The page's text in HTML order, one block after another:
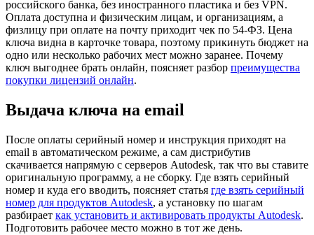
российского банка, без иностранного пластика и без VPN.
Оплата доступна и физическим лицам, и организациям, а
физлицу при оплате на почту приходит чек по 54-ФЗ. Цена
ключа видна в карточке товара, поэтому прикинуть бюджет на
одно или несколько рабочих мест можно заранее. Почему
ключ выгоднее брать онлайн, поясняет разбор преимущества
покупки лицензий онлайн.
Выдача ключа на email
После оплаты серийный номер и инструкция приходят на
email в автоматическом режиме, а сам дистрибутив
скачивается напрямую с серверов Autodesk, так что вы ставите
оригинальную программу, а не сборку. Где взять серийный
номер и куда его вводить, поясняет статья где взять серийный
номер для продуктов Autodesk, а установку по шагам
разбирает как установить и активировать продукты Autodesk.
Подготовить рабочее место можно в тот же день.